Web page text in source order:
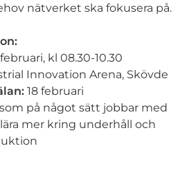
nätverket ska fokusera på.
kl 08.30-10.30
Innovation Arena, Skövde
18 februari
på något sätt jobbar med
mer kring underhåll och